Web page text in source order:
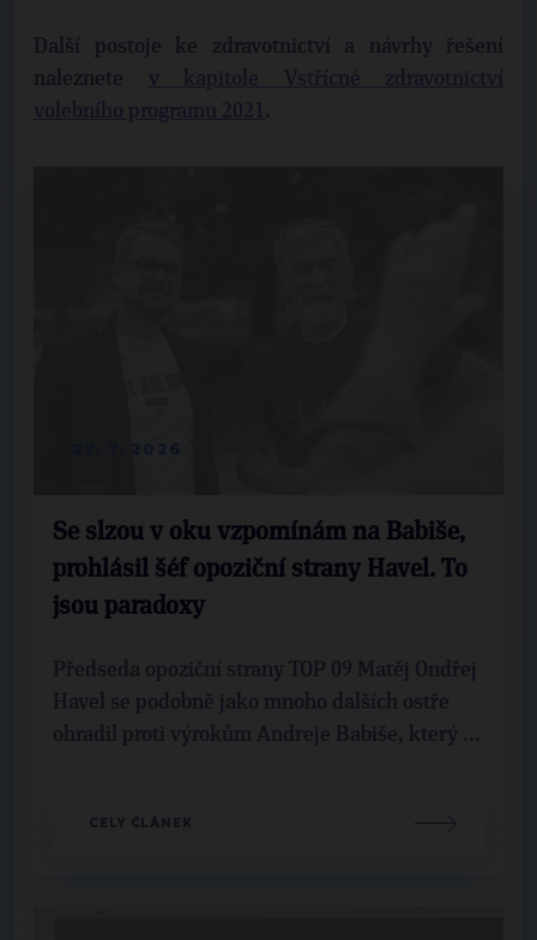
Další postoje ke zdravotnictví a návrhy řešení
naleznete
.
Se slzou v oku vzpomínám na Babiše,
prohlásil šéf opoziční strany Havel. To
jsou paradoxy
Předseda opoziční strany TOP 09 Matěj Ondřej
Havel se podobně jako mnoho dalších ostře
ohradil proti výrokům Andreje Babiše, který ...
CELÝ ČLÁNEK